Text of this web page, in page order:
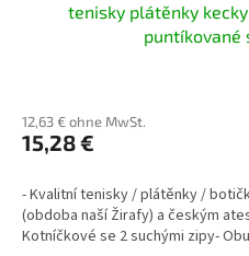
tenisky plátěnky
puntíkované
12,63 € ohne MwSt.
15,28 €
- Kvalitní tenisky / plátěnky /
(obdoba naší Žirafy) a českým
Kotníčkové se 2 suchými zipy-